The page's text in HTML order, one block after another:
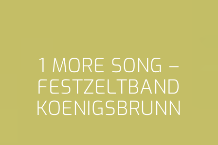
1 MORE SONG –
FESTZELTBAND
KOENIGSBRUNN